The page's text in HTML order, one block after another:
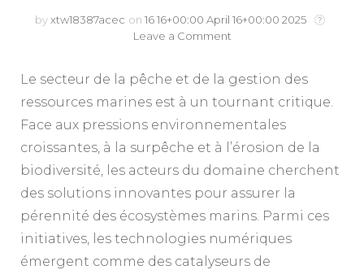
byxtw18387acec on 16 16+00:00 April 16+00:00 2025
Leave a Comment
Le secteur de la pêche et de la gestion des
ressources marines est à un tournant critique.
Face aux pressions environnementales
croissantes, à la surpêche et à l’érosion de la
biodiversité, les acteurs du domaine cherchent
des solutions innovantes pour assurer la
pérennité des écosystèmes marins. Parmi ces
initiatives, les technologies numériques
émergent comme des catalyseurs de